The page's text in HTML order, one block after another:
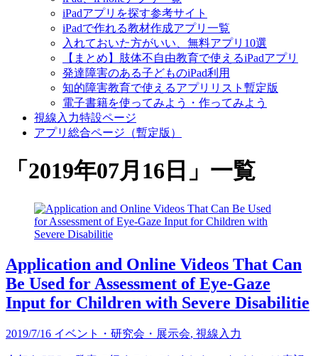
iPadアプリを探す参考サイト
iPadで作れる教材作成アプリ一覧
入れておいた方がいい、無料アプリ10選
【まとめ】肢体不自由教育で使えるiPadアプリ
発達障害のある子どものiPad利用
知的障害教育で使えるアプリリスト暫定版
電子書籍を使ってみよう・作ってみよう
視線入力特設ページ
アプリ総合ページ（暫定版）
「 2019年07月16日 」 一覧
Application and Online Videos That Can
Be Used for Assessment of Eye-Gaze
Input for Children with Severe Disabilitie
2019/7/16 イベント・研究会・展示会, 視線入力